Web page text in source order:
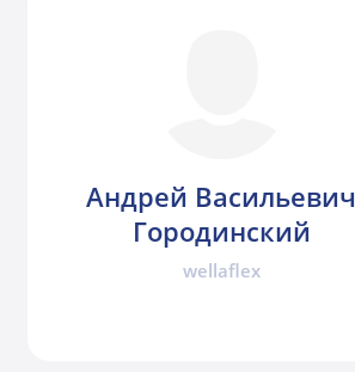
Андрей Васильевич
Городинский
wellaflex